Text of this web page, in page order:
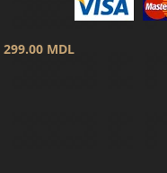
299.00 MDL